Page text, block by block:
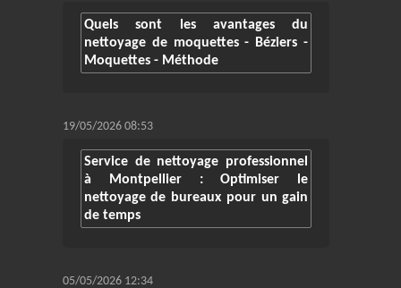
Quels sont les avantages du
nettoyage de moquettes - Béziers -
Moquettes - Méthode
19/05/2026 08:53
Service de nettoyage professionnel
à Montpellier : Optimiser le
nettoyage de bureaux pour un gain
de temps
05/05/2026 12:34